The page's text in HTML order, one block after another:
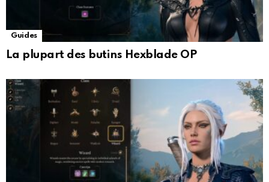
Guides
La plupart des butins Hexblade OP